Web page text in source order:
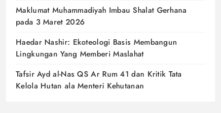
Maklumat Muhammadiyah Imbau Shalat Gerhana
pada 3 Maret 2026
Haedar Nashir: Ekoteologi Basis Membangun
Lingkungan Yang Memberi Maslahat
Tafsir Ayd al-Nas QS Ar Rum 41 dan Kritik Tata
Kelola Hutan ala Menteri Kehutanan